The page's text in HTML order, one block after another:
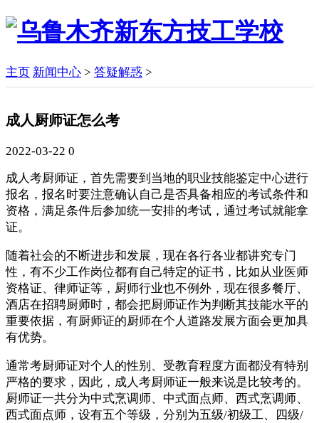
主页 新闻中心 > 答疑解惑 >
成人厨师证怎么考
2022-03-22 0
成人考厨师证，首先需要到当地的职业技能鉴定中心进行
报名，报名时要注意确认自己是否具备相应的考试条件和
资格，满足条件后参加统一安排的考试，通过考试就能拿
证。
随着社会的不断进步和发展，现在各行各业都讲究专门
性，有不少工作岗位都有自己特定的证书，比如从业医师
资格证、律师证等，厨师行业也不例外，现在很多餐厅、
酒店在招聘厨师时，都会把厨师证作为判断其技能水平的
重要依据，有厨师证的厨师在个人道路发展方面会更加具
有优势。
通常考厨师证对个人的性别、受教育程度方面都没有特别
严格的要求，因此，成人考厨师证一般来说是比较考的。
厨师证一共分为中式烹调师、中式面点师、西式烹调师、
西式面点师，设有五个等级，分别为五级/初级工、四级/